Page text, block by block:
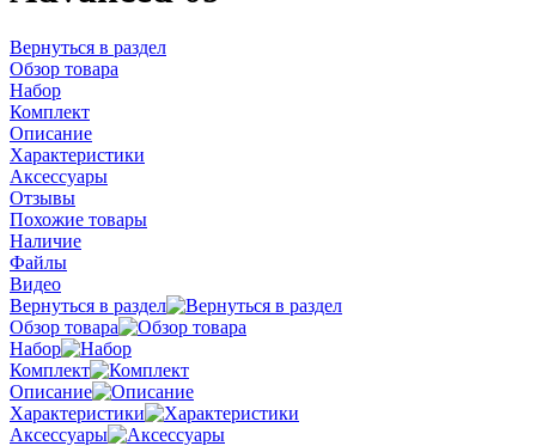
Вернуться в раздел
Обзор товара
Набор
Комплект
Описание
Характеристики
Аксессуары
Отзывы
Похожие товары
Наличие
Файлы
Видео
Вернуться в раздел
Обзор товара
Набор
Комплект
Описание
Характеристики
Аксессуары